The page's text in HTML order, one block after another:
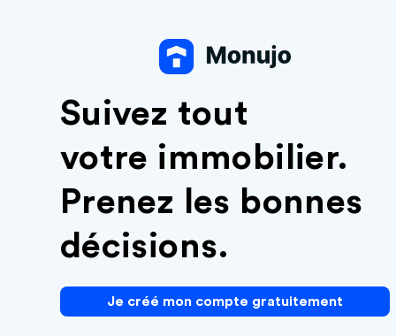
Suivez tout
votre immobilier.
Prenez les bonnes
décisions.
Je créé mon compte gratuitement